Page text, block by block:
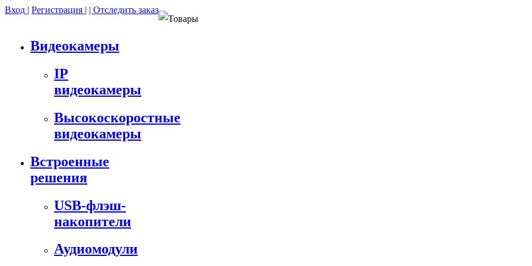
Вход | Регистрация | | Отследить заказ
Товары
Видеокамеры
IP
видеокамеры
Высокоскоростные
видеокамеры
Встроенные
решения
USB-флэш-
накопители
Аудиомодули